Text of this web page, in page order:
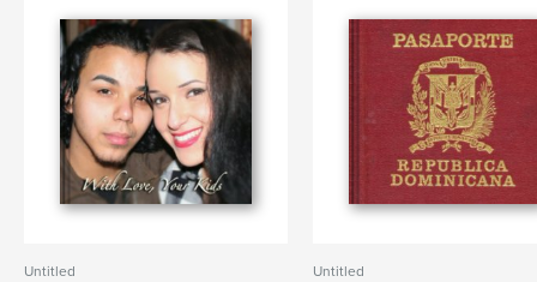
Untitled Untitled